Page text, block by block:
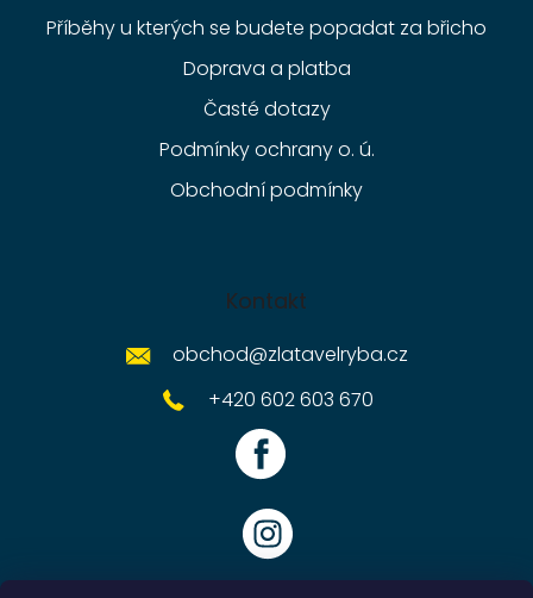
Příběhy u kterých se budete popadat za břicho
Doprava a platba
Časté dotazy
Podmínky ochrany o. ú.
Obchodní podmínky
Kontakt
obchod@zlatavelryba.cz
+420 602 603 670